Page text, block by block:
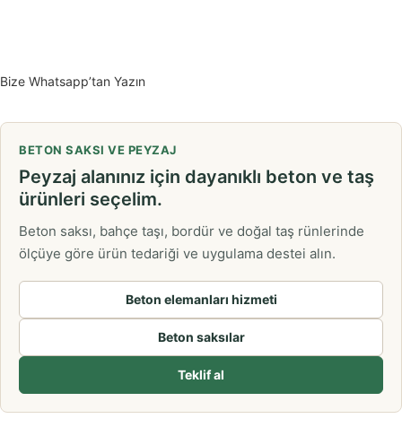
Bize Whatsapp’tan Yazın
BETON SAKSI VE PEYZAJ
Peyzaj alanınız için dayanıklı beton ve taş
ürünleri seçelim.
Beton saksı, bahçe taşı, bordür ve doğal taş rünlerinde
ölçüye göre ürün tedariği ve uygulama destei alın.
Beton elemanları hizmeti
Beton saksılar
Teklif al